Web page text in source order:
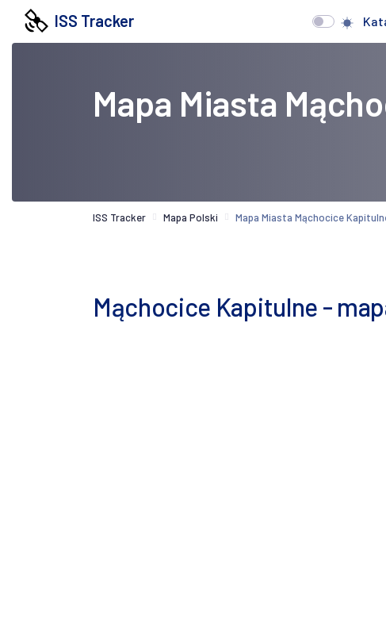
ISS Tracker
Mapa Miasta
ISS Tracker Mapa Polski Mapa Miasta Mąchocice
Mąchocice Kapitulne -